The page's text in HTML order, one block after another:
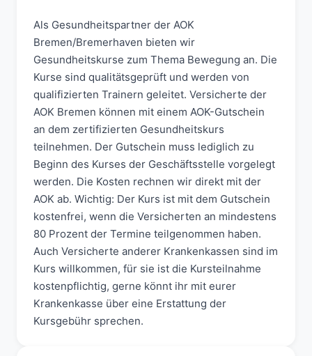
Als Gesundheitspartner der AOK
Bremen/Bremerhaven bieten wir
Gesundheitskurse zum Thema Bewegung an. Die
Kurse sind qualitätsgeprüft und werden von
qualifizierten Trainern geleitet. Versicherte der
AOK Bremen können mit einem AOK-Gutschein
an dem zertifizierten Gesundheitskurs
teilnehmen. Der Gutschein muss lediglich zu
Beginn des Kurses der Geschäftsstelle vorgelegt
werden. Die Kosten rechnen wir direkt mit der
AOK ab. Wichtig: Der Kurs ist mit dem Gutschein
kostenfrei, wenn die Versicherten an mindestens
80 Prozent der Termine teilgenommen haben.
Auch Versicherte anderer Krankenkassen sind im
Kurs willkommen, für sie ist die Kursteilnahme
kostenpflichtig, gerne könnt ihr mit eurer
Krankenkasse über eine Erstattung der
Kursgebühr sprechen.